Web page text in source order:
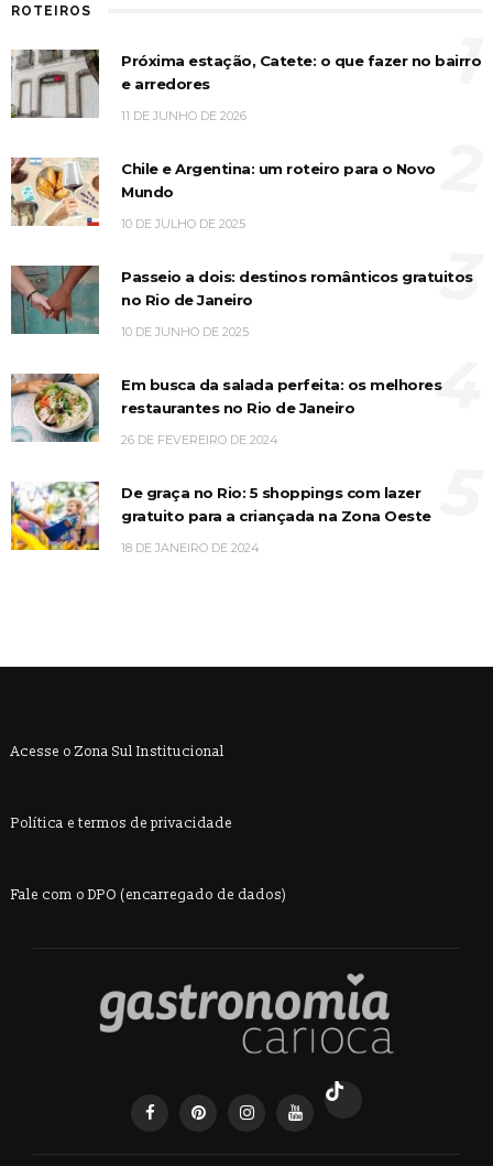
ROTEIROS
Próxima estação, Catete: o que fazer no bairro
e arredores
11 DE JUNHO DE 2026
1
Chile e Argentina: um roteiro para o Novo
Mundo
10 DE JULHO DE 2025
Passeio a dois: destinos românticos gratuitos
no Rio de Janeiro
10 DE JUNHO DE 2025
3
Em busca da salada perfeita: os melhores
restaurantes no Rio de Janeiro
26 DE FEVEREIRO DE 2024
4
De graça no Rio: 5 shoppings com lazer
gratuito para a criançada na Zona Oeste
18 DE JANEIRO DE 2024
Acesse o Zona Sul Institucional
Política e termos de privacidade
Fale com o DPO (encarregado de dados)